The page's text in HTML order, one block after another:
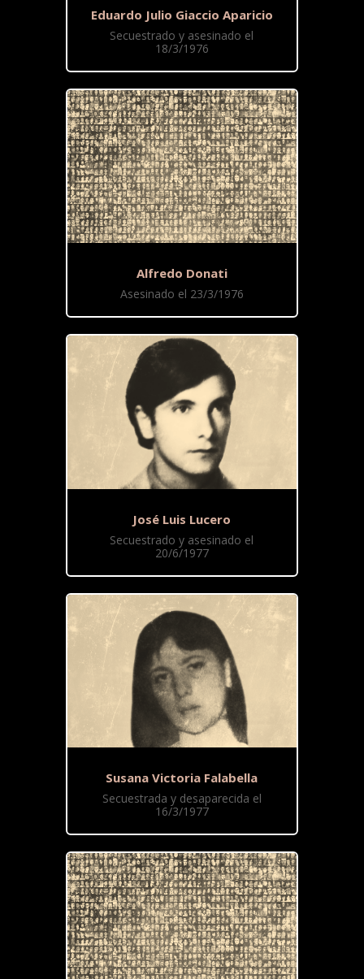
Eduardo Julio Giaccio Aparicio
Secuestrado y asesinado el
18/3/1976
Alfredo Donati
Asesinado el 23/3/1976
José Luis Lucero
Secuestrado y asesinado el
20/6/1977
Susana Victoria Falabella
Secuestrada y desaparecida el
16/3/1977